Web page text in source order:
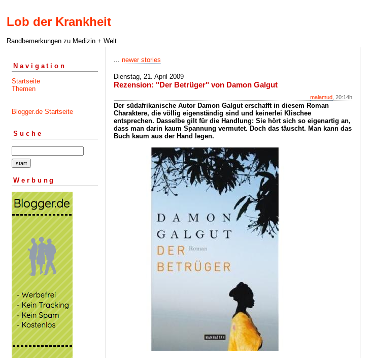
Lob der Krankheit
Randbemerkungen zu Medizin + Welt
Navigation
Startseite
Themen
Blogger.de Startseite
Suche
Werbung
... newer stories
Dienstag, 21. April 2009
Rezension: "Der Betrüger" von Damon Galgut
malamud , 20:14h
Der südafrikanische Autor Damon Galgut erschafft in diesem Roman
Charaktere, die völlig eigenständig sind und keinerlei Klischee
entsprechen. Dasselbe gilt für die Handlung: Sie hört sich so eigenartig an,
dass man darin kaum Spannung vermutet. Doch das täuscht. Man kann das
Buch kaum aus der Hand legen.